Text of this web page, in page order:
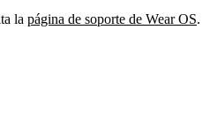
la página de soporte de Wear OS.